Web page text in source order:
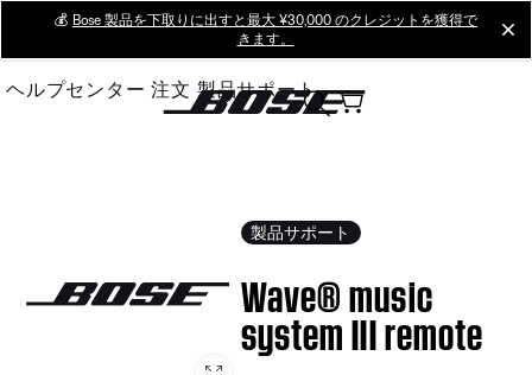
Main
💰 Bose 製品を下取りに出すと最大 ¥30,000 のクレジットを獲得で
きます。
ヘルプセンター 注文 製品サポート
製品サポート
Wave® music
system III remote